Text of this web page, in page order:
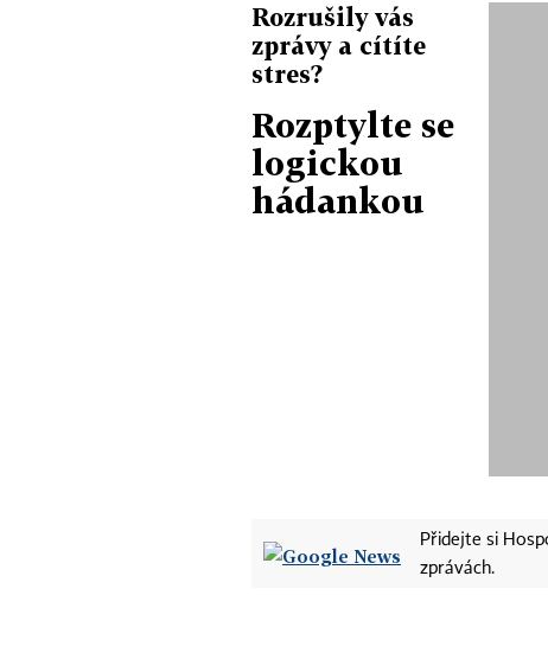
Rozrušily vás
zprávy a cítíte
stres?
Rozptylte se
logickou
hádankou
Přidejte si
zprávách.